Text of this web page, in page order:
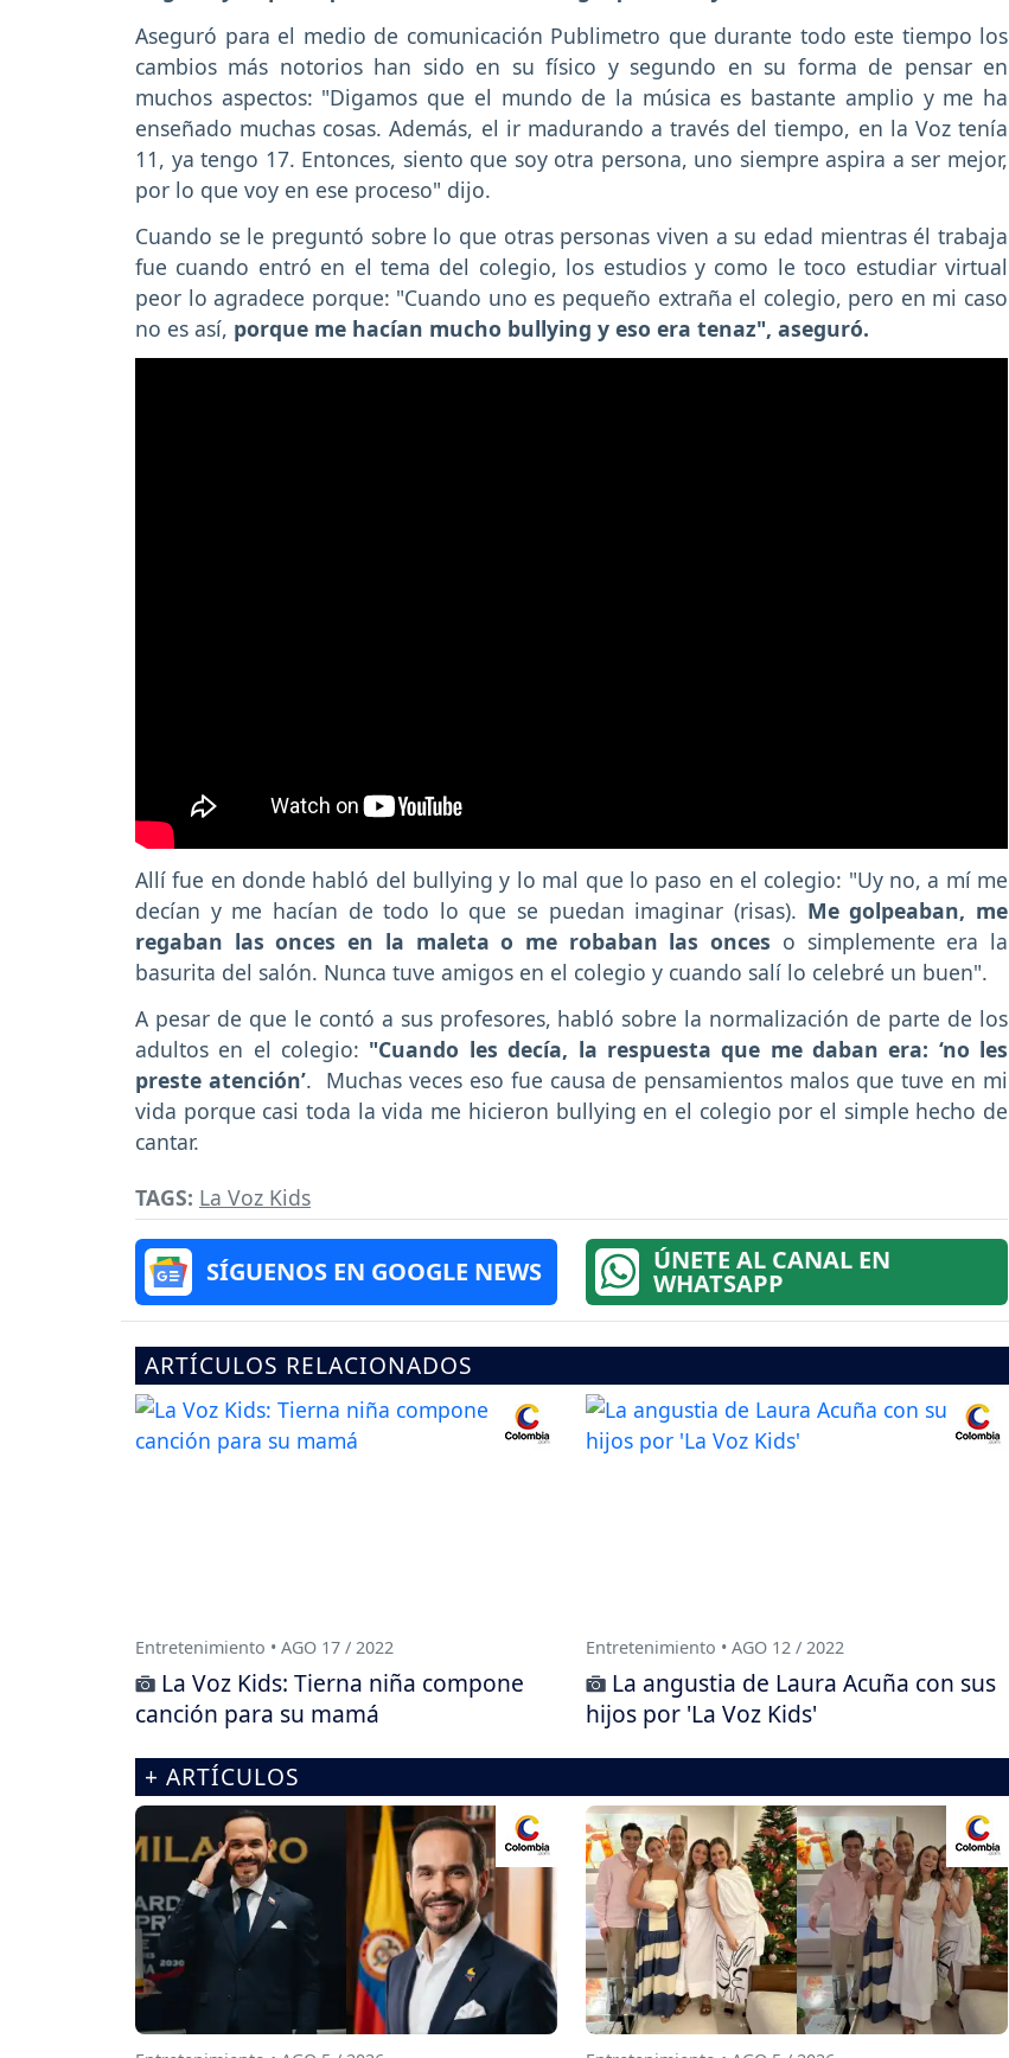
Aseguró para el medio de comunicación Publimetro que durante todo este tiempo los
cambios más notorios han sido en su físico y segundo en su forma de pensar en
muchos aspectos: "Digamos que el mundo de la música es bastante amplio y me ha
enseñado muchas cosas. Además, el ir madurando a través del tiempo, en la Voz tenía
11, ya tengo 17. Entonces, siento que soy otra persona, uno siempre aspira a ser mejor,
por lo que voy en ese proceso" dijo.
Cuando se le preguntó sobre lo que otras personas viven a su edad mientras él trabaja
fue cuando entró en el tema del colegio, los estudios y como le toco estudiar virtual
peor lo agradece porque: "Cuando uno es pequeño extraña el colegio, pero en mi caso
no es así, porque me hacían mucho bullying y eso era tenaz", aseguró.
Allí fue en donde habló del bullying y lo mal que lo paso en el colegio: "Uy no, a mí me
decían y me hacían de todo lo que se puedan imaginar (risas). Me golpeaban, me
regaban las onces en la maleta o me robaban las onces o simplemente era la
basurita del salón. Nunca tuve amigos en el colegio y cuando salí lo celebré un buen".
A pesar de que le contó a sus profesores, habló sobre la normalización de parte de los
adultos en el colegio: "Cuando les decía, la respuesta que me daban era: ‘no les
preste atención’. Muchas veces eso fue causa de pensamientos malos que tuve en mi
vida porque casi toda la vida me hicieron bullying en el colegio por el simple hecho de
cantar.
TAGS: La Voz Kids
SÍGUENOS EN GOOGLE NEWS ÚNETE AL CANAL EN
WHATSAPP
ARTÍCULOS RELACIONADOS
Entretenimiento • AGO 17 / 2022
La Voz Kids: Tierna niña compone
canción para su mamá
Entretenimiento • AGO 12 / 2022
La angustia de Laura Acuña con sus
hijos por 'La Voz Kids'
+ ARTÍCULOS